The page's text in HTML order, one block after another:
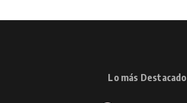
Lo más Destacado